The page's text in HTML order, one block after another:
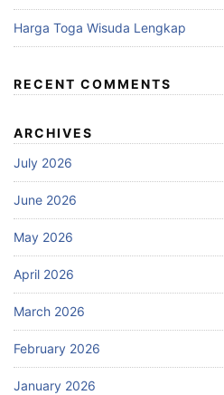
Harga Toga Wisuda Lengkap
RECENT COMMENTS
ARCHIVES
July 2026
June 2026
May 2026
April 2026
March 2026
February 2026
January 2026